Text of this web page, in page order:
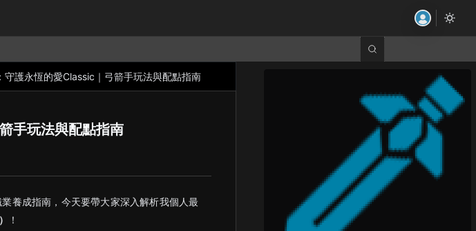
守護永恆的愛Classic｜弓箭手玩法與配點指南
手玩法與配點指南
養成指南，今天要帶大家深入解析我個人最
！